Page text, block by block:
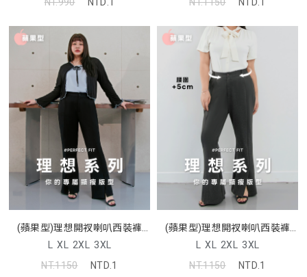
(蘋果型)理想開衩喇叭西裝褲
MISS
L XL 2XL 3XL
NT.1150
NTD.1
(蘋果型)理想開衩喇叭西裝褲
MISS
L XL 2XL 3XL
NT.1150
NTD.1